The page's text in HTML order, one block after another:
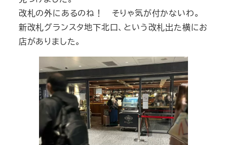
改札の外にあるのね！ そりゃ気が付かないわ。
新改札グランスタ地下北口、という改札出た横にお
店がありました。